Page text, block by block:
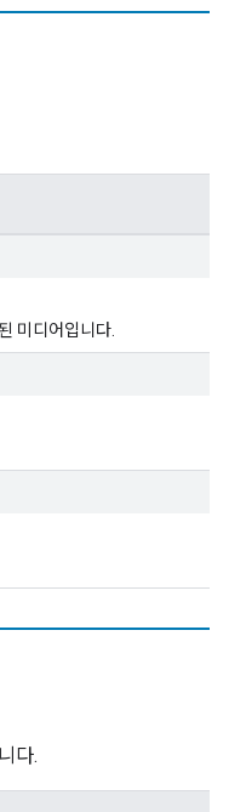
미디어입니다.
다.